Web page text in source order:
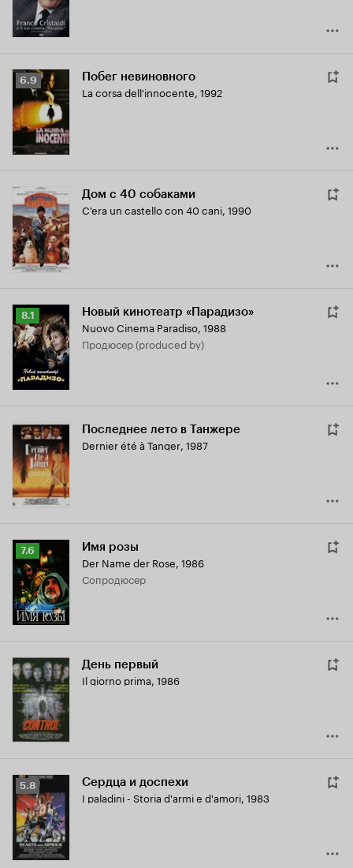
Рейтинг
Кинопоиска
6.9
6.9 Побег невиновного
La corsa dell'innocente, 1992
Дом с 40 собаками
C'era un castello con 40 cani, 1990
Рейтинг
Кинопоиска
8.1
8.1 Новый кинотеатр «Парадизо»
Nuovo Cinema Paradiso, 1988
продюсер (produced by)
Последнее лето в Танжере
Dernier été à Tanger, 1987
Рейтинг
Кинопоиска
7.6
7.6 Имя розы
Der Name der Rose, 1986
сопродюсер
День первый
Il giorno prima, 1986
Рейтинг
Кинопоиска
5.8
5.8 Сердца и доспехи
I paladini - Storia d'armi e d'amori, 1983